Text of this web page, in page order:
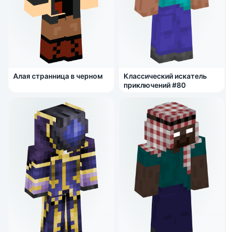
Алая странница в черном
Классический искатель
приключений #80